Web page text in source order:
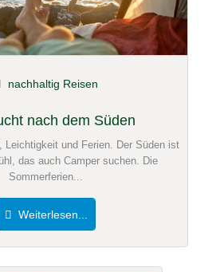
habe ich zur Kenntnis genommen.
Abbrechen
Sie, öffentliche Fragen sind
eineindividuelle Fragean den
stellen.
nach dem Süden
nachhaltig Reisen
Leichtigkeit und Ferien. Der Süden ist
das auch Camper suchen. Die
Sommerferien...
Weiterlesen...